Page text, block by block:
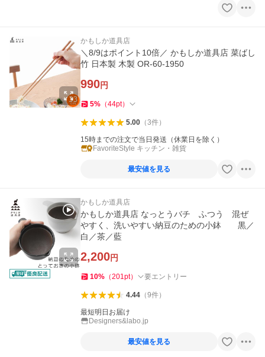
かもしか道具店
＼8/9はポイント10倍／ かもしか道具店 菜ばし
竹 日本製 木製 OR-60-1950
990円
5% （44pt）
5.00（3件）
15時までの注文で当日発送（休業日を除く）
FavoriteStyle キッチン・雑貨
最安値を見る
かもしか道具店
かもしか道具店 なっとうバチ ふつう 混ぜ
やすく、洗いやすい納豆のための小鉢 黒／
白／茶／藍
2,200円
10% （201pt） 要エントリー
4.44（9件）
最短明日お届け
Designers&labo.jp
最安値を見る